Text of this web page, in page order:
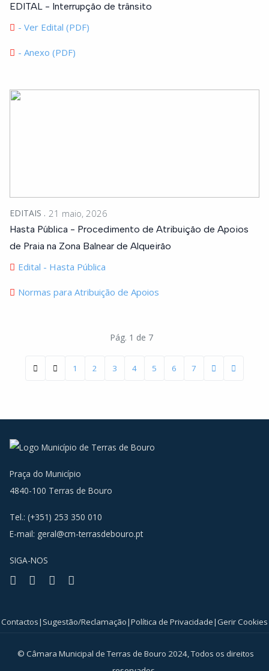
EDITAL - Interrupção de trânsito
- Ver Edital (PDF)
- Anexo (PDF)
EDITAIS 21 maio, 2026
Hasta Pública - Procedimento de Atribuição de Apoios
de Praia na Zona Balnear de Alqueirão
Edital - Hasta Pública
Normas para Atribuição de Apoios
Pág. 1 de 7
1 2 3 4 5 6 7
Praça do Município
4840-100 Terras de Bouro
Tel.: (+351) 253 350 010
E-mail: geral@cm-terrasdebouro.pt
SIGA-NOS
Facebook
Youtube
Instagram
© Câmara Municipal de Terras de Bouro 2024, Todos os direitos
Contactos| Sugestão/Reclamação|Política de Privacidade|Gerir Cookies